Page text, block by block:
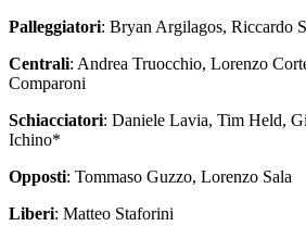
Palleggiatori: Bryan Argilagos, Riccardo
Centrali: Andrea Truocchio, Lorenzo
Comparoni
Schiacciatori: Daniele Lavia, Tim Held,
Ichino*
Opposti: Tommaso Guzzo, Lorenzo Sala
Liberi: Matteo Staforini